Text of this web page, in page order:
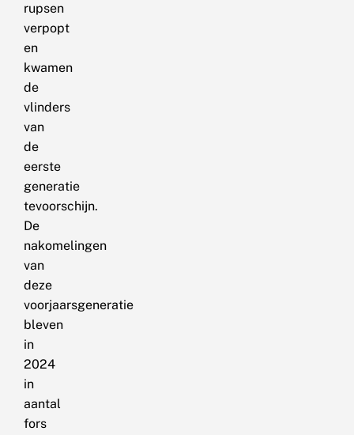
rupsen
verpopt
en
kwamen
de
vlinders
van
de
eerste
generatie
tevoorschijn.
De
nakomelingen
van
deze
voorjaarsgeneratie
bleven
in
2024
in
aantal
fors